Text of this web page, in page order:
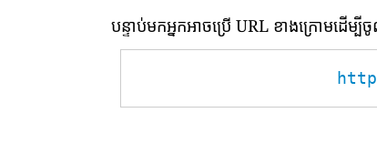
បន្ទាប់មកអ្នកអាចប្រើ URL ខាងក្រោមដើម្